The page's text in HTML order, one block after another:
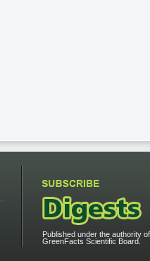
Published under the authority
GreenFacts Scientific Board.